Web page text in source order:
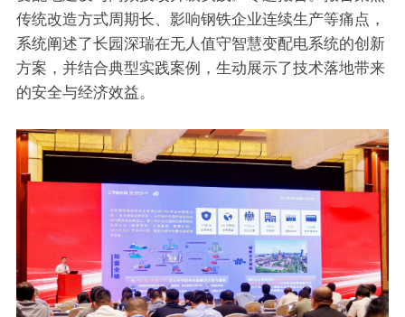
传统改造方式周期长、影响钢铁企业连续生产等痛点，
系统阐述了长园深瑞在无人值守智慧变配电系统的创新
方案，并结合典型实践案例，生动展示了技术落地带来
的安全与经济效益。